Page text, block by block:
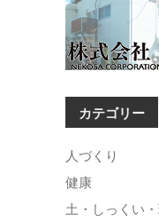
カテゴリー
人づくり
健康
土・しっくい